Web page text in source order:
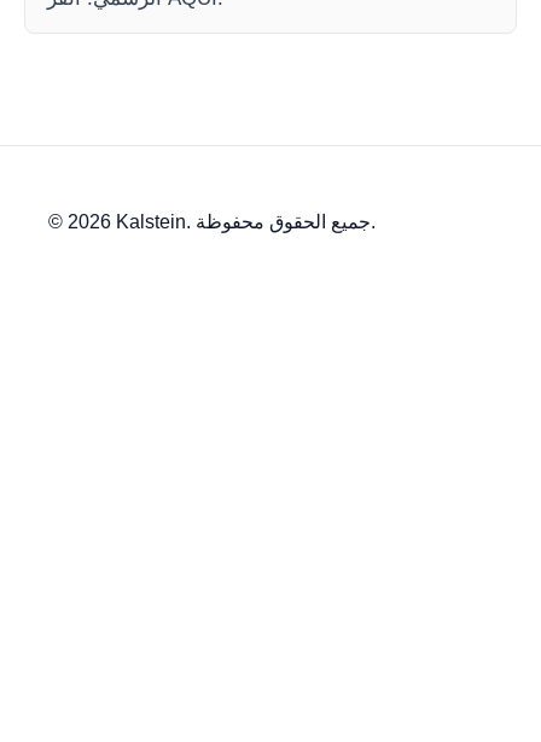
© 2026 Kalstein. جميع الحقوق محفوظة.